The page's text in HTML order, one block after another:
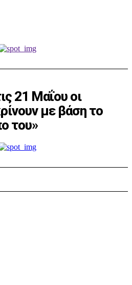
21 Μαΐου οι
με βάση το
του»